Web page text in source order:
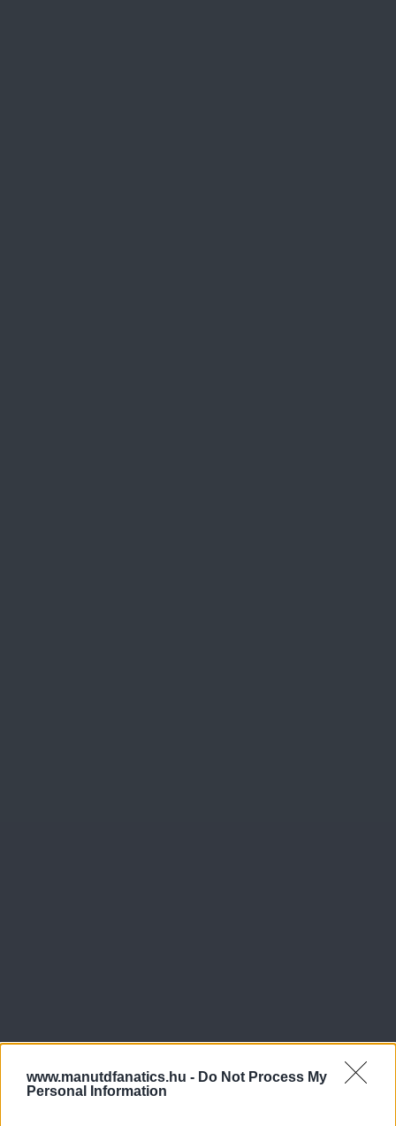
www.manutdfanatics.hu - Do Not Process My
Personal Information